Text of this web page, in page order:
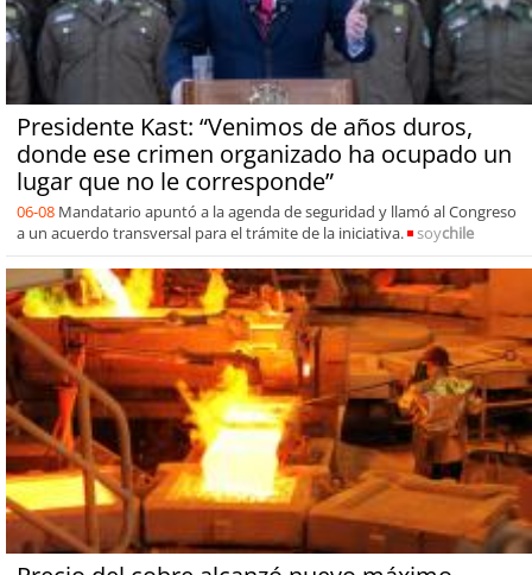
Presidente Kast: “Venimos de años duros,
donde ese crimen organizado ha ocupado un
lugar que no le corresponde”
06-08 Mandatario apuntó a la agenda de seguridad y llamó al Congreso
a un acuerdo transversal para el trámite de la iniciativa.
soychile